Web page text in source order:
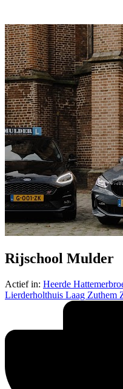
Rijschool Mulder
Actief in: Heerde
Lierderholthuis Laag Zuthem